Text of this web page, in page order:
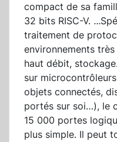
compact de sa
32 bits RISC-V. ...
traitement de
environnements
haut débit,
sur
objets connectés,
portés sur soi…), le
15 000 portes
plus simple. Il peut